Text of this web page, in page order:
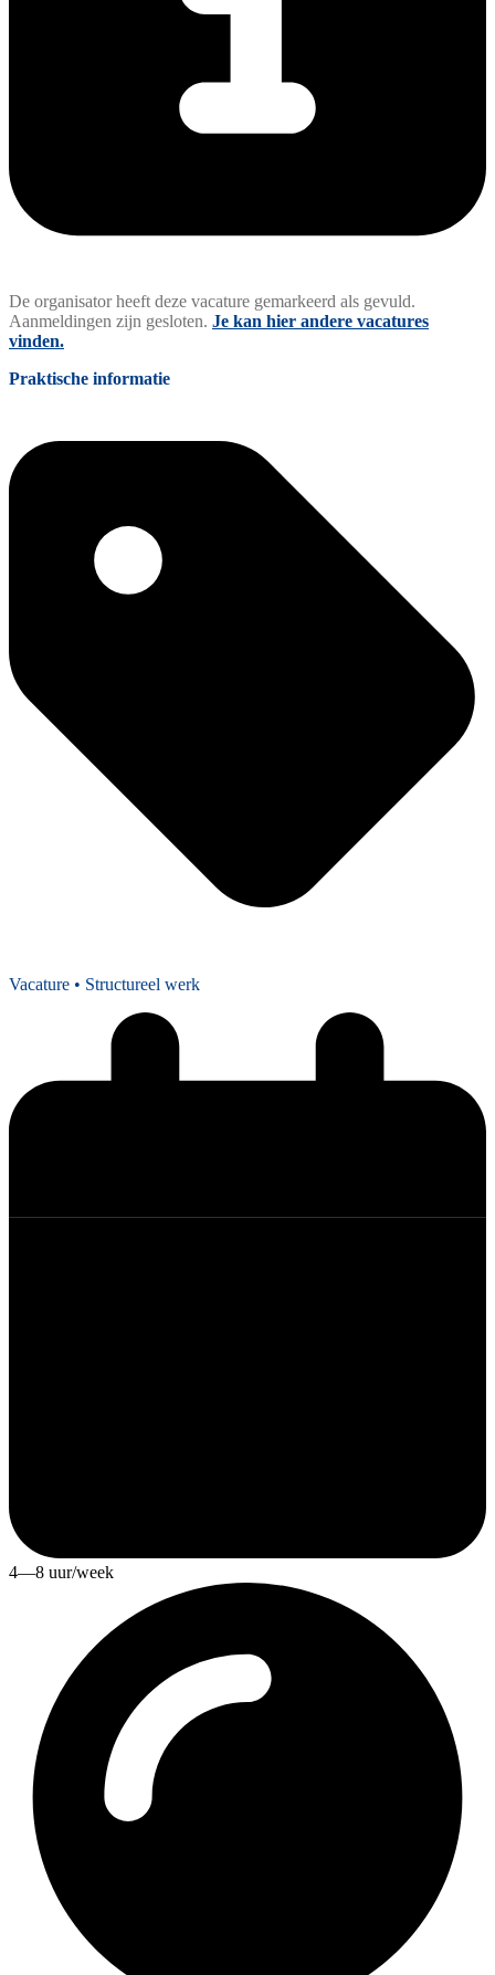
De organisator heeft deze vacature gemarkeerd als gevuld.
Aanmeldingen zijn gesloten. Je kan hier andere vacatures
vinden.
Praktische informatie
Vacature • Structureel werk
4—8 uur/week